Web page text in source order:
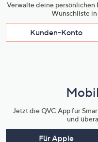
Verwalte deine
Wunschliste
Kunden-Konto
Jetzt die QVC App für
und
Für Apple